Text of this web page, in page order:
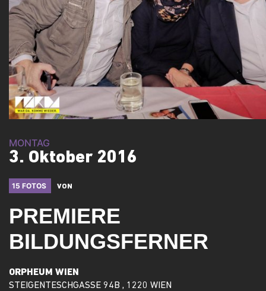
MONTAG
3. Oktober 2016
15 FOTOS VON
PREMIERE
BILDUNGSFERNER
ORPHEUM WIEN
STEIGENTESCHGASSE 94B , 1220 WIEN